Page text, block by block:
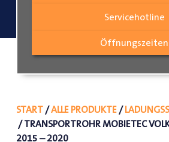
Servicehotline
Öffnungszeiten
START/ALLE PRODUKTE/
/ TRANSPORTROHR MOBIETEC
2015 – 2020